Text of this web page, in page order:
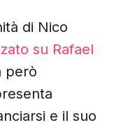
di Nico
su Rafael
però
e il suo